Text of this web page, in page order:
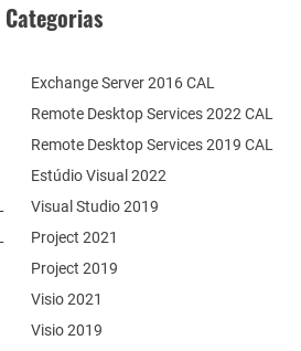
Categorias
Remote Desktop Services 2022 CAL
Remote Desktop Services 2019 CAL
Exchange Server 2016 CAL
Estúdio Visual 2022
Visual Studio 2019
Project 2021
Project 2019
Visio 2021
Visio 2019